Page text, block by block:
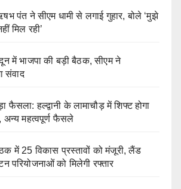
पंत ने सीएम धामी से लगाई गुहार, बोले ‘मुझे
मिल रही’
में भाजपा की बड़ी बैठक, सीएम ने
संवाद
फैसला: हल्द्वानी के लामाचौड़ में शिफ्ट होगा
अन्य महत्वपूर्ण फैसले
में 25 विकास प्रस्तावों को मंजूरी, लैंड
परियोजनाओं को मिलेगी रफ्तार